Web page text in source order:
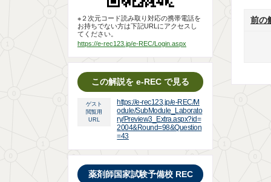
前の
※２次元コード読み取り対応の携帯電話を
お持ちでない方は下記URLにアクセスし
てください。
https://e-rec123.jp/e-REC/Login.aspx
この解説を e-REC で見る
ゲスト
閲覧用
URL
https://e-rec123.jp/e-REC/M
odule/SubModule_Laborato
ry/Preview3_Extra.aspx?id=
2004&Round=98&Question
=43
薬剤師国家試験予備校 REC